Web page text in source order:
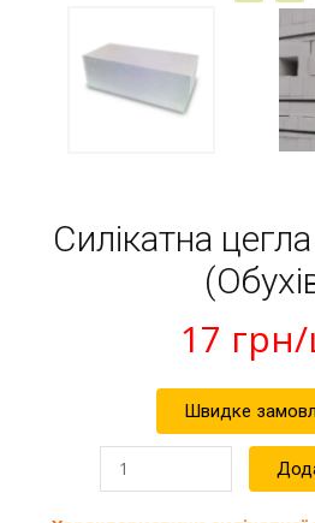
Силікатна
17 грн
Швидке
цегла